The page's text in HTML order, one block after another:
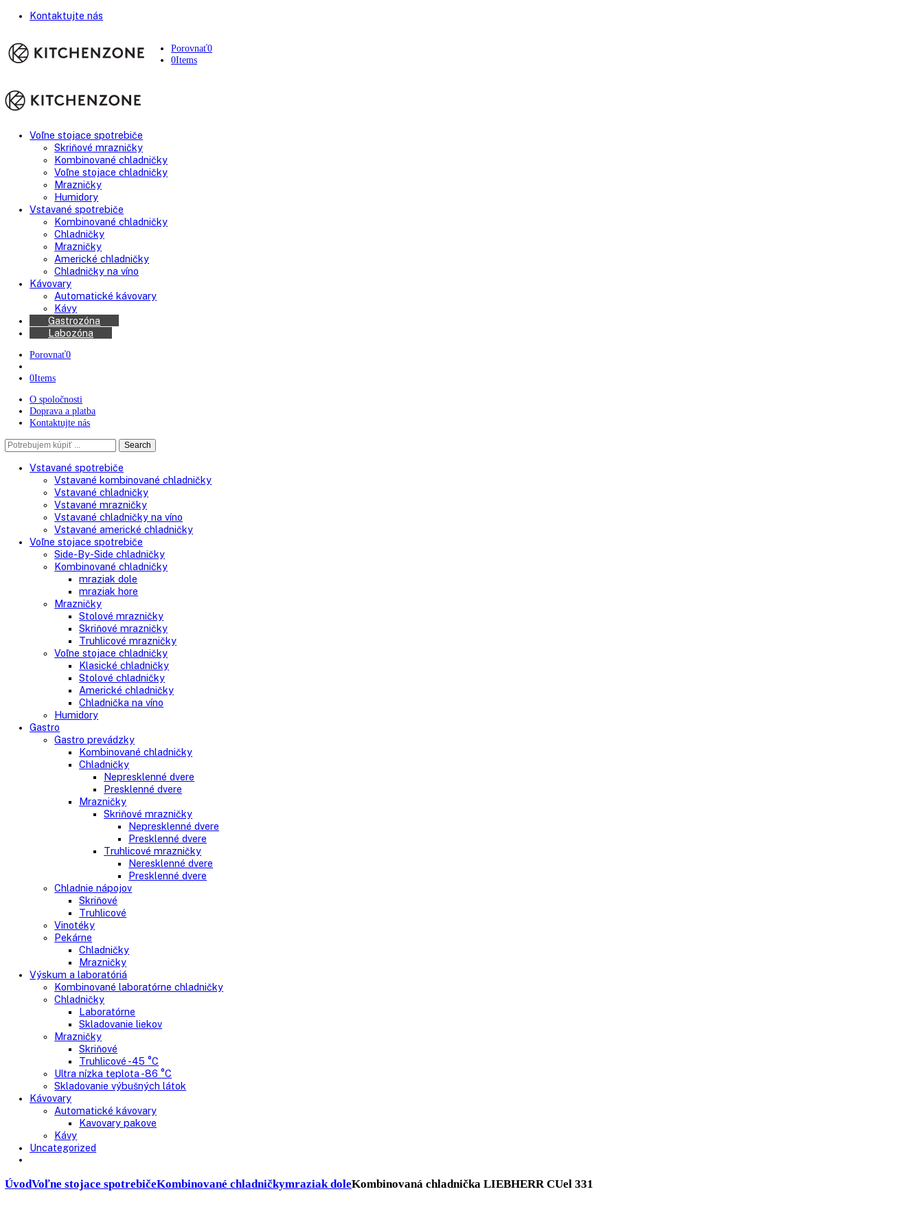
Kontaktujte nás
Porovnať
0Items
Voľne stojace spotrebiče
Skriňové mrazničky
Kombinované chladničky
Voľne stojace chladničky
Mrazničky
Humidory
Vstavané spotrebiče
Kombinované chladničky
Chladničky
Mrazničky
Americké chladničky
Chladničky na víno
Kávovary
Automatické kávovary
Kávy
Gastrozóna
Porovnať 0
0Items
O spoločnosti
Kontaktujte nás
Search
Vstavané spotrebiče
Vstavané kombinované chladničky
Vstavané chladničky
Vstavané mrazničky
Vstavané chladničky na víno
Vstavané americké chladničky
Voľne stojace spotrebiče
Side-By-Side chladničky
Kombinované chladničky
mraziak dole
mraziak hore
Mrazničky
Stolové mrazničky
Skriňové mrazničky
Truhlicové mrazničky
Klasické chladničky
Stolové chladničky
Americké chladničky
Chladnička na víno
Humidory
Gastro prevádzky
Kombinované chladničky
Chladničky
Nepresklenné dvere
Presklenné dvere
Mrazničky
Skriňové mrazničky
Truhlicové mrazničky
Chladnie nápojov
Skriňové
Truhlicové
Vinotéky
Pekárne
Chladničky
Mrazničky
Výskum a laboratóriá
Kombinované laboratórne chladničky
Chladničky
Laboratórne
Mrazničky
Truhlicové -45 °C
Ultra nízka teplota -86 °C